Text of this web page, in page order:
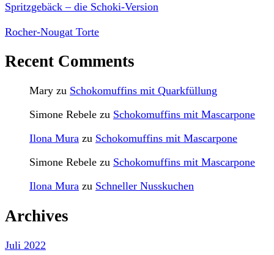
Spritzgebäck – die Schoki-Version
Rocher-Nougat Torte
Recent Comments
Mary zu Schokomuffins mit Quarkfüllung
Simone Rebele zu Schokomuffins mit Mascarpone
Ilona Mura zu Schokomuffins mit Mascarpone
Simone Rebele zu Schokomuffins mit Mascarpone
Ilona Mura zu Schneller Nusskuchen
Archives
Juli 2022